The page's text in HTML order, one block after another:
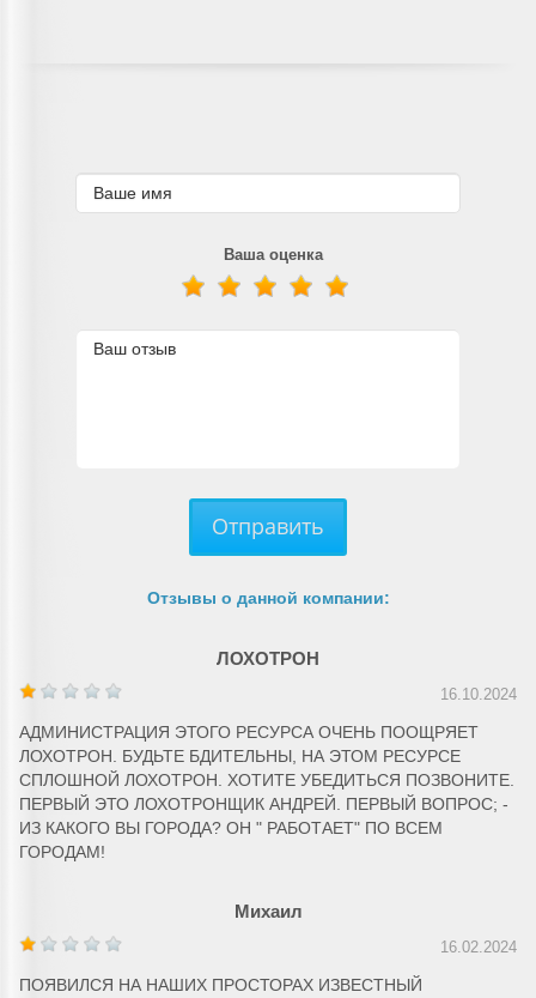
Ваша оценка
Отправить
Отзывы о данной компании:
ЛОХОТРОН
16.10.2024
АДМИНИСТРАЦИЯ ЭТОГО РЕСУРСА ОЧЕНЬ ПООЩРЯЕТ
ЛОХОТРОН. БУДЬТЕ БДИТЕЛЬНЫ, НА ЭТОМ РЕСУРСЕ
СПЛОШНОЙ ЛОХОТРОН. ХОТИТЕ УБЕДИТЬСЯ ПОЗВОНИТЕ.
ПЕРВЫЙ ЭТО ЛОХОТРОНЩИК АНДРЕЙ. ПЕРВЫЙ ВОПРОС; -
ИЗ КАКОГО ВЫ ГОРОДА? ОН " РАБОТАЕТ" ПО ВСЕМ
ГОРОДАМ!
Михаил
16.02.2024
ПОЯВИЛСЯ НА НАШИХ ПРОСТОРАХ ИЗВЕСТНЫЙ